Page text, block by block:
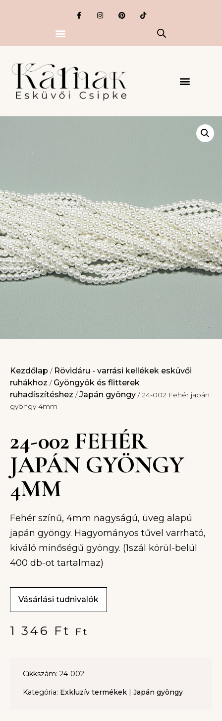
Kezdőlap / Rövidáru - varrási kellékek esküvői
ruhákhoz / Gyöngyök és flitterek
ruhadíszítéshez /Japán gyöngy / 24-002 Fehér japán
gyöngy 4mm
24-002 FEHÉR
JAPÁN GYÖNGY
4MM
Fehér színű, 4mm nagyságú, üveg alapú
japán gyöngy. Hagyományos tűvel varrható,
kiváló minőségű gyöngy. (1szál körül-belül
400 db-ot tartalmaz)
Vásárlási tudnivalók
1 346 Ft Ft
Cikkszám: 24-002
Kategória: Exkluzív termékek | Japán gyöngy